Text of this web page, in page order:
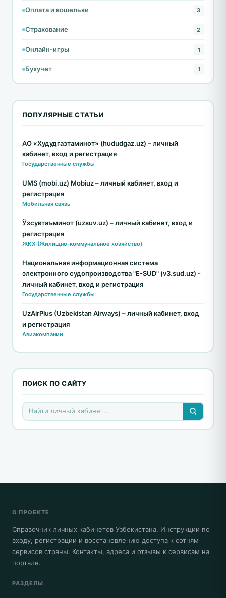
Оплата и кошельки 3
Страхование 2
Онлайн-игры 1
Бухучет 1
ПОПУЛЯРНЫЕ СТАТЬИ
АО «Худудгазтаминот» (hududgaz.uz) – личный
кабинет, вход и регистрация
Государственные службы
UMS (mobi.uz) Mobiuz – личный кабинет, вход и
регистрация
Мобильная связь
Ўзсувтаъминот (uzsuv.uz) – личный кабинет, вход и
регистрация
ЖКХ (Жилищно-коммунальное хозяйство)
Национальная информационная система
электронного судопроизводства "E-SUD" (v3.sud.uz) -
личный кабинет, вход и регистрация
Государственные службы
UzAirPlus (Uzbekistan Airways) – личный кабинет, вход
и регистрация
Авиакомпании
ПОИСК ПО САЙТУ
О ПРОЕКТЕ
Справочник личных кабинетов Узбекистана. Инструкции по
входу, регистрации и восстановлению доступа к сотням
сервисов страны. Контакты, адреса и отзывы к сервисам на
портале.
РАЗДЕЛЫ